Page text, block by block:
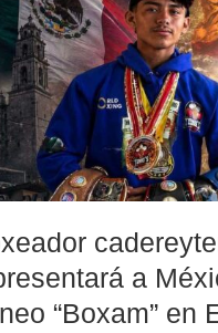
a
“Boxam” en